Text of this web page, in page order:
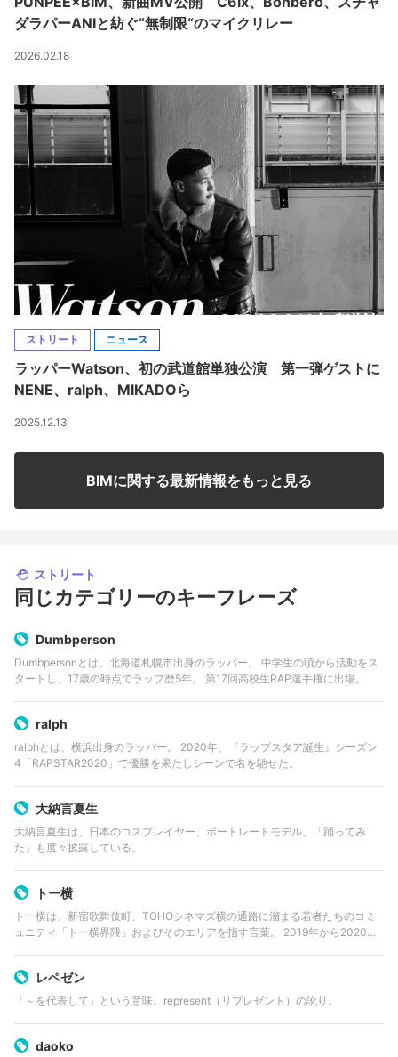
ダラパーANIと紡ぐ“無制限“のマイクリレー
2026.02.18
ストリート ニュース
ラッパーWatson、初の武道館単独公演 第一弾ゲストに
NENE、ralph、MIKADOら
2025.12.13
BIMに関する最新情報をもっと見る
ストリート
同じカテゴリーのキーフレーズ
Dumbperson
Dumbpersonとは、北海道札幌市出身のラッパー。 中学生の頃から活動をス
タートし、17歳の時点でラップ歴5年。 第17回高校生RAP選手権に出場。
ralph
ralphとは、横浜出身のラッパー。 2020年、『ラップスタア誕生』シーズン
4「RAPSTAR2020」で優勝を果たしシーンで名を馳せた。
大納言夏生
大納言夏生は、日本のコスプレイヤー、ポートレートモデル。「踊ってみ
た」も度々披露している。
トー横
トー横は、新宿歌舞伎町、TOHOシネマズ横の通路に溜まる若者たちのコミ
ュニティ「トー横界隈」およびそのエリアを指す言葉。 2019年から2020年
レペゼン
「～を代表して」という意味。represent（リプレゼント）の訛り。
daoko